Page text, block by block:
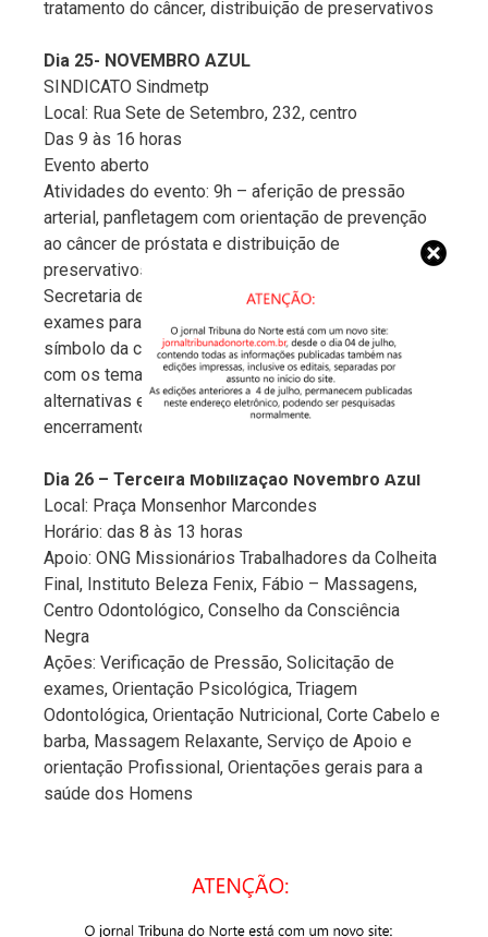
tratamento do câncer, distribuição de preservativos
Dia 25- NOVEMBRO AZUL
SINDICATO Sindmetp
Local: Rua Sete de Setembro, 232, centro
Das 9 às 16 horas
Evento aberto
Atividades do evento: 9h – aferição de pressão
arterial, panfletagem com orientação de prevenção
ao câncer de próstata e distribuição de
preservativos, orientação com enfermeira da
Secretaria de Saúde com entrega de pedidos de
exames para homens, painel de fotos com o
símbolo da campanha (bigode); 15h – bate-papo
com os temas câncer de próstata, terapias
alternativas e papéis sociais do homem; 16h –
encerramento com café da tarde.
Dia 26 – Terceira Mobilização Novembro Azul
Local: Praça Monsenhor Marcondes
Horário: das 8 às 13 horas
Apoio: ONG Missionários Trabalhadores da Colheita
Final, Instituto Beleza Fenix, Fábio – Massagens,
Centro Odontológico, Conselho da Consciência
Negra
Ações: Verificação de Pressão, Solicitação de
exames, Orientação Psicológica, Triagem
Odontológica, Orientação Nutricional, Corte Cabelo e
barba, Massagem Relaxante, Serviço de Apoio e
orientação Profissional, Orientações gerais para a
saúde dos Homens